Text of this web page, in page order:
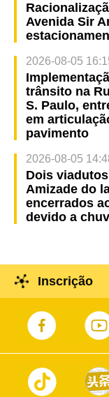
Avenida Sir
2026-08-05
trânsito na
S. Paulo,
em
pavimento
2026-08-05
Dois
Amizade do
encerrados
devido a
Inscrição